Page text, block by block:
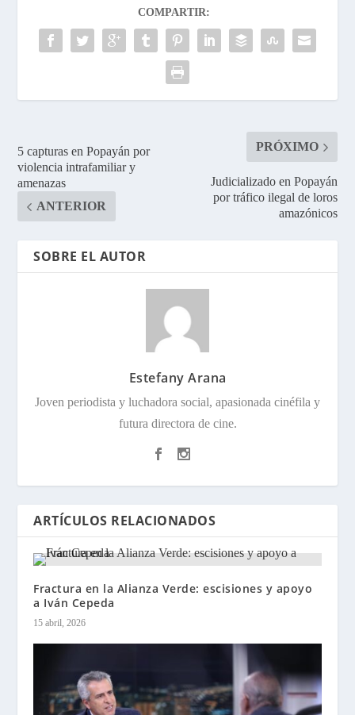
COMPARTIR:
5 capturas en Popayán por
violencia intrafamiliar y
amenazas
ANTERIOR
PRÓXIMO
Judicializado en Popayán
por tráfico ilegal de loros
amazónicos
SOBRE EL AUTOR
Estefany Arana
Joven periodista y luchadora social, apasionada cinéfila y
futura directora de cine.
ARTÍCULOS RELACIONADOS
Fractura en la Alianza Verde: escisiones y apoyo
a Iván Cepeda
15 abril, 2026